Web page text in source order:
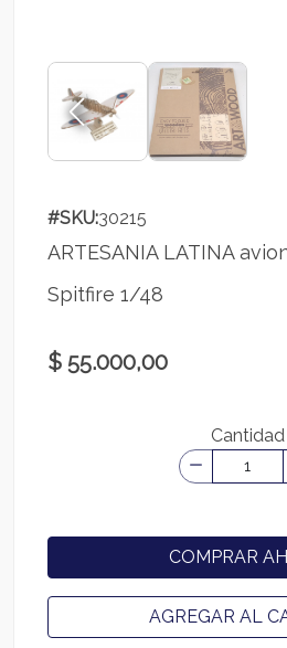
#SKU:30215
ARTESANIA LATINA
Spitfire 1/48
$ 55.000,00
Cantidad
COMPRAR
AGREGAR AL